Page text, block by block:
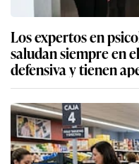
Los expertos en
saludan siempre en
defensiva y tienen